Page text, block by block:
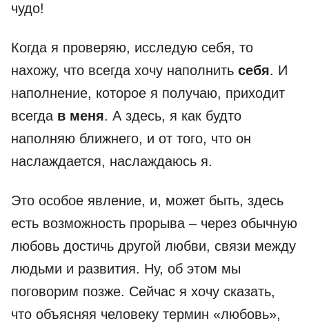
чудо!
Когда я проверяю, исследую себя, то
нахожу, что всегда хочу наполнить себя. И
наполнение, которое я получаю, приходит
всегда в меня. А здесь, я как будто
наполняю ближнего, и от того, что он
наслаждается, наслаждаюсь я.
Это особое явление, и, может быть, здесь
есть возможность прорыва – через обычную
любовь достичь другой любви, связи между
людьми и развития. Ну, об этом мы
поговорим позже. Сейчас я хочу сказать,
что объясняя человеку термин «любовь»,